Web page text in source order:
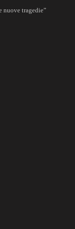
nuove tragedie”